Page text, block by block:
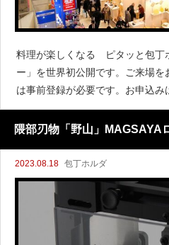
料理が楽しくなる ピタッと包丁
ー」を世界初公開です。ご来場
は事前登録が必要です。お申込み
す。
隈部刃物「野山」MAGSAYA
2023.08.18 包丁ホルダ